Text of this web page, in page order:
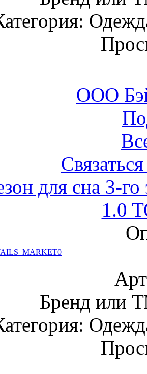
ООО
для сна 3-
1.0
Бренд или